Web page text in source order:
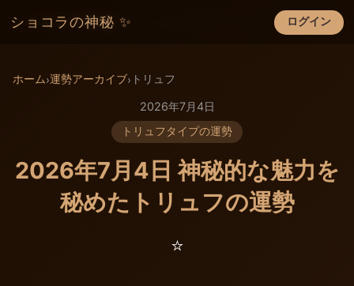
ショコラの神秘 ✨ ログイン
×
ホーム›運勢アーカイブ› トリュフ
2026年7月4日
トリュフタイプの運勢
2026年7月4日 神秘的な魅力を
秘めたトリュフの運勢
⭐️